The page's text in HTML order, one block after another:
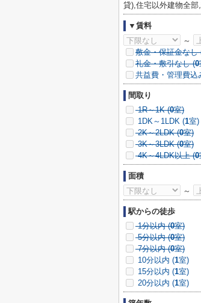
貸),住宅以外建物全部
▼賃料
～
敷金・保証金なし
礼金・敷引なし (0
共益費・管理費込
間取り
1R～1K (0室)
1DK～1LDK (1室)
2K～2LDK (0室)
3K～3LDK (0室)
4K～4LDK以上 (0
面積
～
駅からの徒歩
1分以内 (0室)
5分以内 (0室)
7分以内 (0室)
10分以内 (1室)
15分以内 (1室)
20分以内 (1室)